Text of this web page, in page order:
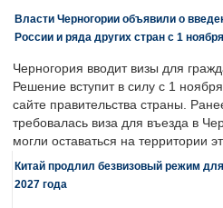
Власти Черногории объявили о
России и ряда других стран с 1 ноября
Черногория вводит визы для
Решение вступит в силу с 1
сайте правительства страны.
требовалась виза для въезда в
могли оставаться на территории
Китай продлил безвизовый режим
2027 года